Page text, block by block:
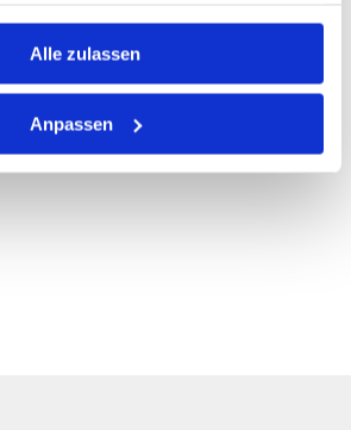
Alle zulassen
Anpassen